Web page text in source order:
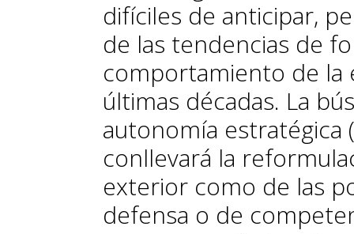
difíciles de anticipar,
de las tendencias de
comportamiento de la
últimas décadas. La
autonomía estratégica
conllevará la
exterior como de las
defensa o de